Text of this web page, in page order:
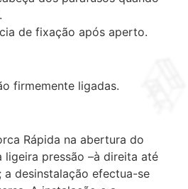
de fixação após aperto.
firmemente ligadas.
Rápida na abertura do
ligeira pressão –à direita até
a desinstalação efectua-se